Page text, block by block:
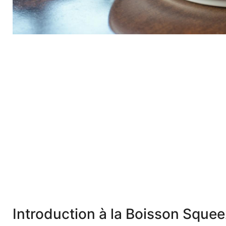
Introduction à la Boisson